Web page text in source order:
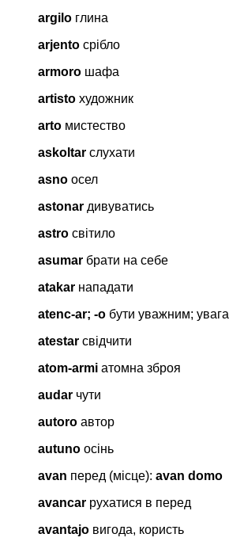
argilo глина
arjento срібло
armoro шафа
artisto художник
arto мистество
askoltar слухати
asno осел
astonar дивуватись
astro світило
asumar брати на себе
atakar нападати
atenc-ar; -o бути уважним; увага
atestar свідчити
atom-armi атомна зброя
audar чути
autoro автор
autuno осінь
avan перед (місце): avan domo
avancar рухатися в перед
avantajo вигода, користь